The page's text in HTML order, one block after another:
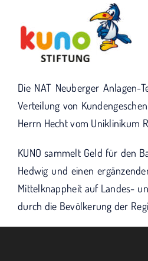
content
Die NAT Neuberger Anlagen-
Verteilung von
Herrn Hecht vom Uniklinikum
KUNO sammelt Geld für den
Hedwig und einen
Mittelknappheit auf Landes-
durch die Bevölkerung der